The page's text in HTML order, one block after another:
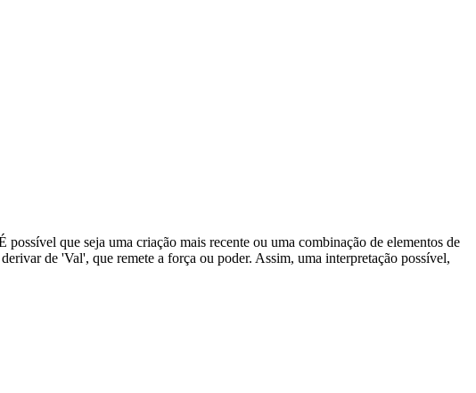
que seja uma criação mais recente ou uma combinação de elementos de
de 'Val', que remete a força ou poder. Assim, uma interpretação possível,